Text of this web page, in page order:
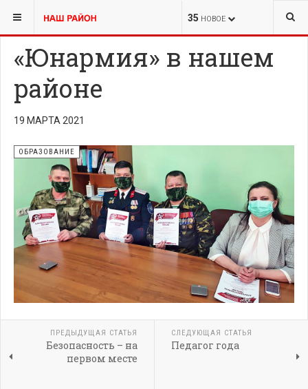
35 НОВОЕ
ВЫ ЗДЕСЬ: НОВОСТИ ОБРАЗОВАНИЕ
«Юнармия» в нашем
районе
19 МАРТА 2021
ОБРАЗОВАНИЕ
ПРЕДЫДУЩАЯ СТАТЬЯ
Безопасность – на
первом месте
СЛЕДУЮЩАЯ СТАТЬЯ
Педагог года